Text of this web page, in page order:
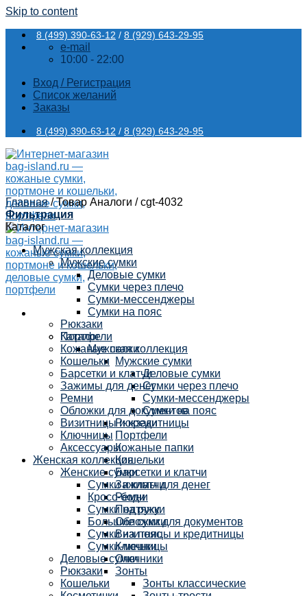
Skip to content
8 (499) 390-63-12 / 8 (929) 643-29-95
e-mail
10:00 - 22:00
Вход / Регистрация
Список желаний
Заказы
8 (499) 390-63-12 / 8 (929) 643-29-95
Каталог
Мужская коллекция
Мужские сумки
Деловые сумки
Сумки через плечо
Сумки-мессенджеры
Сумки на пояс
Рюкзаки
Портфели
Кожаные папки
Кошельки
Барсетки и клатчи
Зажимы для денег
Ремни
Подтяжки
Обложки для документов
Визитницы и кредитницы
Ключницы
Очечники
Зонты
Зонты классические
Главная /Товар Аналоги /cgt-4032
Фильтрация
Каталог
Мужская коллекция
Мужские сумки
Деловые сумки
Сумки через плечо
Сумки-мессенджеры
Сумки на пояс
Рюкзаки
Портфели
Кожаные папки
Кошельки
Барсетки и клатчи
Зажимы для денег
Ремни
Обложки для документов
Визитницы и кредитницы
Ключницы
Аксессуары
Женская коллекция
Женские сумки
Сумки и клатчи
Кросс-боди
Сумки на руку
Большие сумки
Сумки на пояс
Сумки-мешки
Деловые сумки
Рюкзаки
Кошельки